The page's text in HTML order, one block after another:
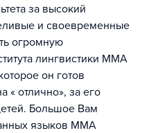
за высокий
и своевременные
огромную
лингвистики ММА
он готов
« отлично», за его
Большое Вам
языков ММА